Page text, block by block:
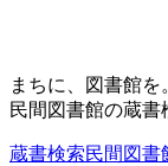
まちに、図書館
民間図書館の蔵書
蔵書検索民間図書